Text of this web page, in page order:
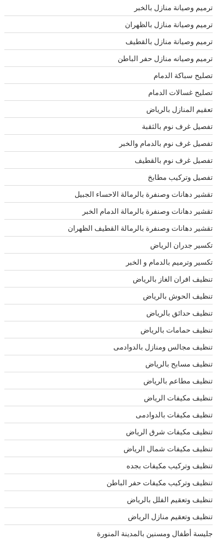
ترميم وصيانة منازل بالخبر
ترميم وصيانة منازل بالظهران
ترميم وصيانة منازل بالقطيف
ترميم وصيانه منازل حفر الباطن
تصليح سباكة الدمام
تصليح غسالات الدمام
تعقيم المنازل بالرياض
تفصيل غرف نوم بالثقبة
تفصيل غرف نوم بالدمام والخبر
تفصيل غرف نوم بالقطيف
تفصيل وتركيب مطابخ
تقشير دهانات وصنفرة بالرمالة الاحساء الجبيل
تقشير دهانات وصنفرة بالرمالة الدمام الخبر
تقشير دهانات وصنفرة بالرمالة القطيف الظهران
تكسير جدران الرياض
تكسير وترميم بالدمام و الخبر
تنظيف افران الغاز بالرياض
تنظيف الحوش بالرياض
تنظيف حدائق بالرياض
تنظيف حمامات بالرياض
تنظيف مجالس ومنازل بالدوادمى
تنظيف مسابح بالرياض
تنظيف مطاعم بالرياض
تنظيف مكيفات الرياض
تنظيف مكيفات بالدوادمى
تنظيف مكيفات شرق الرياض
تنظيف مكيفات شمال الرياض
تنظيف وتركيب مكيفات بجده
تنظيف وتركيب مكيفات حفر الباطن
تنظيف وتعقيم الفلل بالرياض
تنظيف وتعقيم منازل الرياض
جليسة أطفال ومسنين بالمدينة المنورة